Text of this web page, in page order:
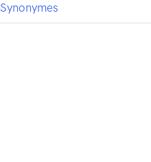
Synonymes